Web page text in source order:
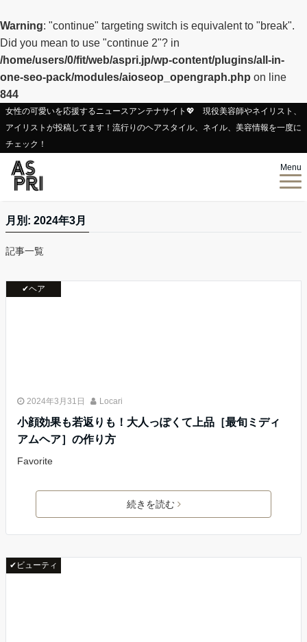
Warning: "continue" targeting switch is equivalent to "break".
Did you mean to use "continue 2"? in
/home/users/0/fit/web/aspri.jp/wp-content/plugins/all-in-
one-seo-pack/modules/aioseop_opengraph.php on line
844
女性の可愛いを応援するニュースアンテナサイト💖 現役美容師やネイリスト、
アイリストが投稿してます！流行りのヘアスタイル、ネイル、美容情報を一度に
チェック！
Menu
月別: 2024年3月
記事一覧
✔ヘア
2024年3月31日 Locari
小顔効果も若返りも！大人っぽくて上品［最旬ミディ
アムヘア］の作り方
Favorite
続きを読む
✔ビューティ